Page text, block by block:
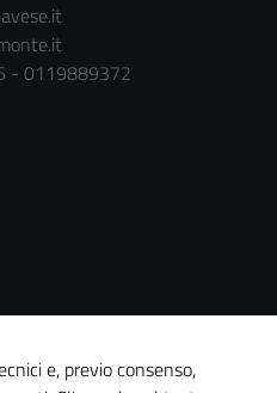
- 0119889372
e, previo consenso,